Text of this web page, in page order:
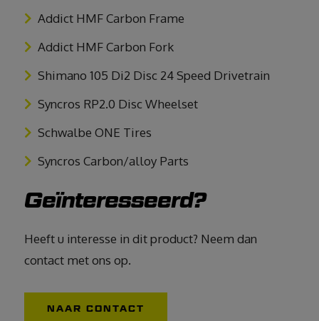
Addict HMF Carbon Frame
Addict HMF Carbon Fork
Shimano 105 Di2 Disc 24 Speed Drivetrain
Syncros RP2.0 Disc Wheelset
Schwalbe ONE Tires
Syncros Carbon/alloy Parts
Geïnteresseerd?
Heeft u interesse in dit product? Neem dan
contact met ons op.
NAAR CONTACT